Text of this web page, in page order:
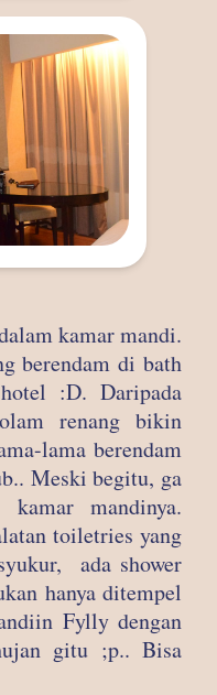
kamar mandi.
berendam di bath
:D. Daripada
renang bikin
lama berendam
Meski begitu, ga
mandinya.
toiletries yang
ada shower
hanya ditempel
Fylly dengan
gitu ;p.. Bisa